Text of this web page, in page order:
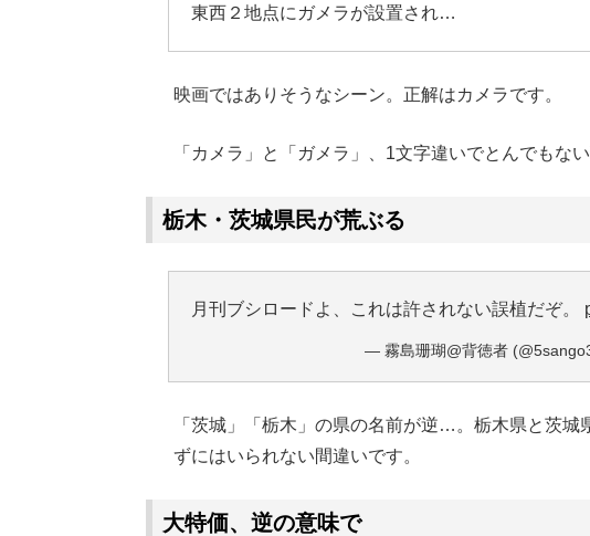
東西２地点にガメラが設置され…
映画ではありそうなシーン。正解はカメラです。
「カメラ」と「ガメラ」、1文字違いでとんでもな
栃木・茨城県民が荒ぶる
月刊ブシロードよ、これは許されない誤植だぞ。
— 霧島珊瑚@背徳者
「茨城」「栃木」の県の名前が逆…。栃木県と茨城
ずにはいられない間違いです。
大特価、逆の意味で